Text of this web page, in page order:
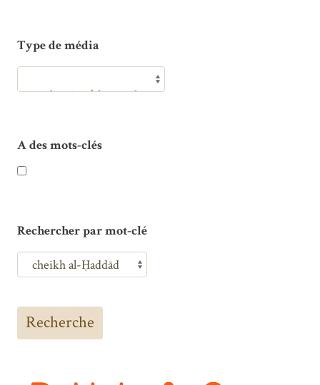
Type de média
A des mots-clés
Rechercher par mot-clé